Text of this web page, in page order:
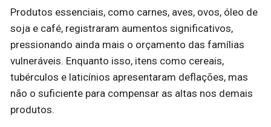
Produtos essenciais, como carnes, aves, ovos, óleo de
soja e café, registraram aumentos significativos,
pressionando ainda mais o orçamento das famílias
vulneráveis. Enquanto isso, itens como cereais,
tubérculos e laticínios apresentaram deflações, mas
não o suficiente para compensar as altas nos demais
produtos.